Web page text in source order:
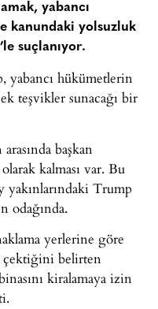
yabancı
kanundaki yolsuzluk
suçlanıyor.
yabancı hükümetlerin
teşvikler sunacağı bir
başkan
kalması var. Bu
yakınlarındaki Trump
odağında.
yerlerine göre
çektiğini belirten
kiralamaya izin